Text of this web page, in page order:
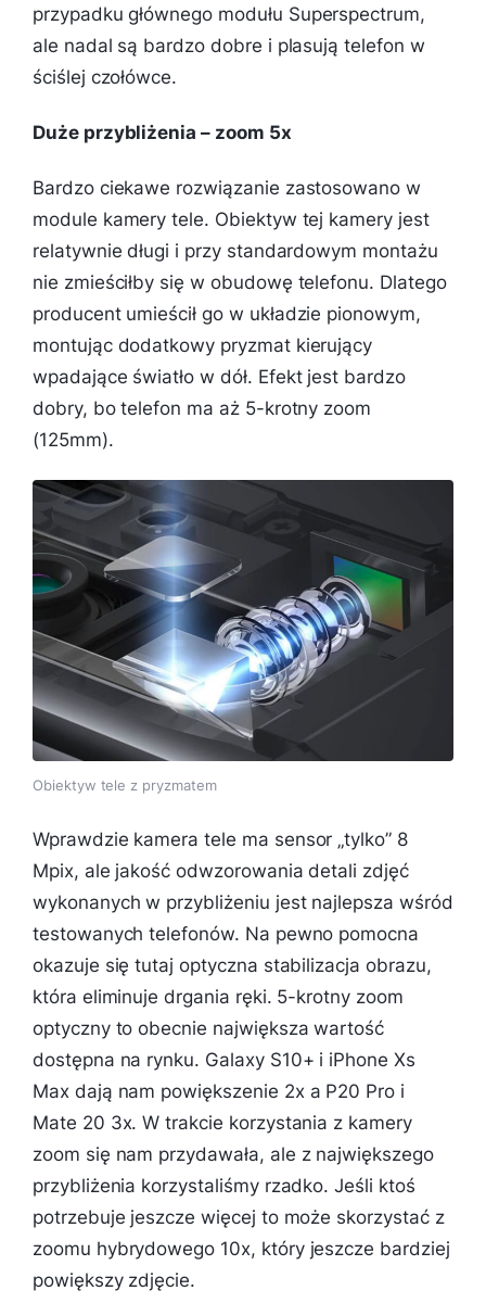
przypadku głównego modułu Superspectrum,
ale nadal są bardzo dobre i plasują telefon w
ściślej czołówce.
Duże przybliżenia – zoom 5x
Bardzo ciekawe rozwiązanie zastosowano w
module kamery tele. Obiektyw tej kamery jest
relatywnie długi i przy standardowym montażu
nie zmieściłby się w obudowę telefonu. Dlatego
producent umieścił go w układzie pionowym,
montując dodatkowy pryzmat kierujący
wpadające światło w dół. Efekt jest bardzo
dobry, bo telefon ma aż 5-krotny zoom
(125mm).
Obiektyw tele z pryzmatem
Wprawdzie kamera tele ma sensor „tylko” 8
Mpix, ale jakość odwzorowania detali zdjęć
wykonanych w przybliżeniu jest najlepsza wśród
testowanych telefonów. Na pewno pomocna
okazuje się tutaj optyczna stabilizacja obrazu,
która eliminuje drgania ręki. 5-krotny zoom
optyczny to obecnie największa wartość
dostępna na rynku. Galaxy S10+ i iPhone Xs
Max dają nam powiększenie 2x a P20 Pro i
Mate 20 3x. W trakcie korzystania z kamery
zoom się nam przydawała, ale z największego
przybliżenia korzystaliśmy rzadko. Jeśli ktoś
potrzebuje jeszcze więcej to może skorzystać z
zoomu hybrydowego 10x, który jeszcze bardziej
powiększy zdjęcie.